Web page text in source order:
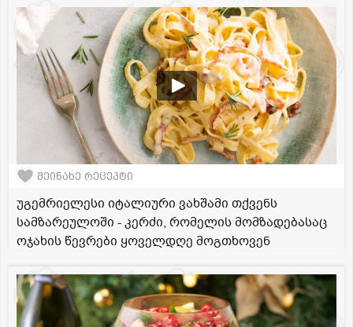
შეინახე რეცეპტი
უგემრიელესი იტალიური ვახშამი თქვენს
სამზარეულოში - კერძი, რომელის მომზადებასაც
ოჯახის წევრები ყოველდღე მოგთხოვენ